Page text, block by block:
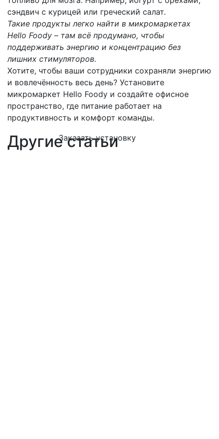
сэндвич с курицей или греческий салат.
Такие продукты легко найти в микромаркетах
Hello Foody – там всё продумано, чтобы
поддерживать энергию и концентрацию без
лишних стимуляторов.
Хотите, чтобы ваши сотрудники сохраняли энергию
и вовлечённость весь день? Установите
микромаркет Hello Foody и создайте офисное
пространство, где питание работает на
продуктивность и комфорт команды.
Заказать установку
Другие статьи